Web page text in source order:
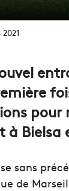
à Bielsa
sans
de